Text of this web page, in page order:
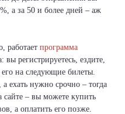
а за 50 и более дней – аж
работает программа
вы регистрируетесь, ездите,
его на следующие билеты.
ехать нужно срочно – тогда
сайте – вы можете купить
а оплатить его позже.